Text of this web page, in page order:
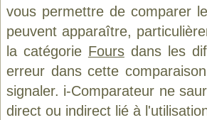
vous permettre de comparer
peuvent apparaître,
la catégorie Foursdans les
erreur dans cette
signaler. i-Comparateur ne
direct ou indirect lié à